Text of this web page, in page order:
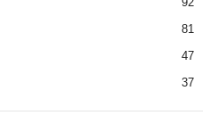
81
47
37